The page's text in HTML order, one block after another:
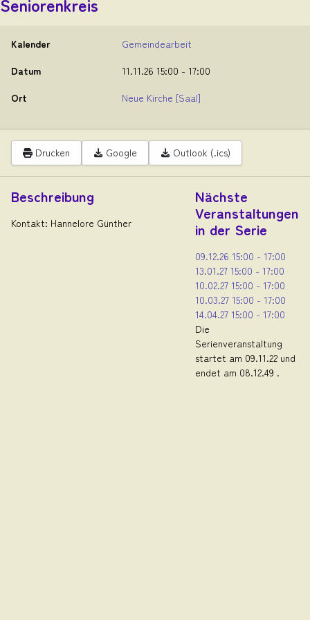
Kalender
Gemeindearbeit
Datum
11.11.26 15:00 - 17:00
Ort
Neue Kirche [Saal]
Drucken Google Outlook (.ics)
Beschreibung
Kontakt: Hannelore Günther
Nächste
Veranstaltungen
in der Serie
09.12.26 15:00 - 17:00
13.01.27 15:00 - 17:00
10.02.27 15:00 - 17:00
10.03.27 15:00 - 17:00
14.04.27 15:00 - 17:00
Die
Serienveranstaltung
startet am 09.11.22 und
endet am 08.12.49 .